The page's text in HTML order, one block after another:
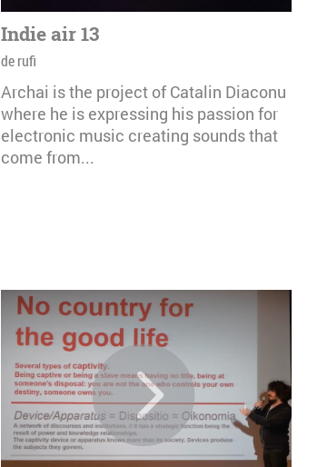
Indie air 13
de rufi
Archai is the project of Catalin Diaconu
where he is expressing his passion for
electronic music creating sounds that
come from...